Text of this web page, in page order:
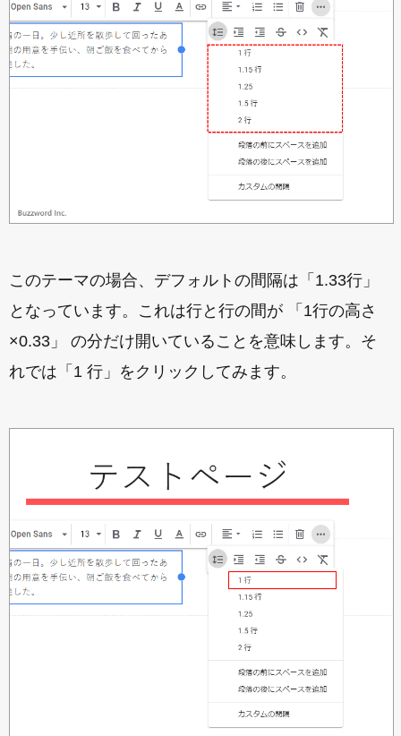
このテーマの場合、デフォルトの間隔は「1.33行」
となっています。これは行と行の間が 「1行の高さ
×0.33」 の分だけ開いていることを意味します。そ
れでは「1 行」をクリックしてみます。